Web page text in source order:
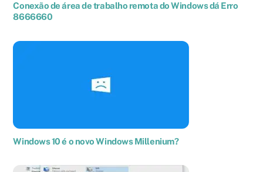
Conexão de área de trabalho remota do Windows dá Erro
8666660
Windows 10 é o novo Windows Millenium?